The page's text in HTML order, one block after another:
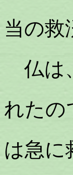
当の救
仏は
れたの
は急に